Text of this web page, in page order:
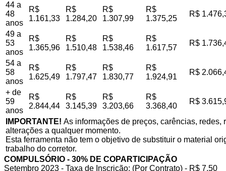
44 a
48
anos
R$
1.161,33
R$
1.284,20
R$
1.307,99
R$
1.375,25
R$
49 a
53
anos
R$
1.365,96
R$
1.510,48
R$
1.538,46
R$
1.617,57
R$
54 a
58
anos
R$
1.625,49
R$
1.797,47
R$
1.830,77
R$
1.924,91
R$
+ de
59
anos
R$
2.844,44
R$
3.145,39
R$
3.203,66
R$
3.368,40
R$
IMPORTANTE! As informações de preços, carências,
alterações a qualquer momento.
Esta ferramenta não tem o objetivo de substituir o material
trabalho do corretor.
COMPULSÓRIO - 30% DE COPARTICIPAÇÃO
Setembro 2023 - Taxa de Inscrição: (Por Contrato) - R$ 7,50